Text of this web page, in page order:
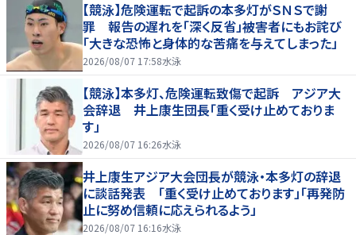
【競泳】危険運転で起訴の本多灯がＳＮＳで謝
罪 報告の遅れを「深く反省」被害者にもお詫び
「大きな恐怖と身体的な苦痛を与えてしまった」
2026/08/07 17:58水泳
【競泳】本多灯、危険運転致傷で起訴 アジア大
会辞退 井上康生団長「重く受け止めておりま
す」
2026/08/07 16:26水泳
井上康生アジア大会団長が競泳・本多灯の辞退
に談話発表 「重く受け止めております」「再発防
止に努め信頼に応えられるよう」
2026/08/07 16:16水泳